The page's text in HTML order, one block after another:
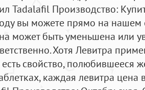
Tadalafil Производство:
вы можете прямо на нашем
может быть уменьшена или
Хотя Левитра
свойство, полюбившееся
каждая левитра цена